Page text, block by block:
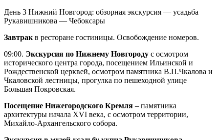
День 3 Нижний Новгород: обзорная экскурсия — усадьба
Рукавишникова — Чебоксары
Завтрак в ресторане гостиницы. Освобождение номеров.
09:00. Экскурсия по Нижнему Новгороду с осмотром
исторического центра города, посещением Ильинской и
Рождественской церквей, осмотром памятника В.П.Чкалова и
Чкаловской лестницы, прогулка по пешеходной улице
Большая Покровская.
Посещение Нижегородского Кремля – памятника
архитектуры начала XVI века, с осмотром территории,
Михайло-Архангельского собора.